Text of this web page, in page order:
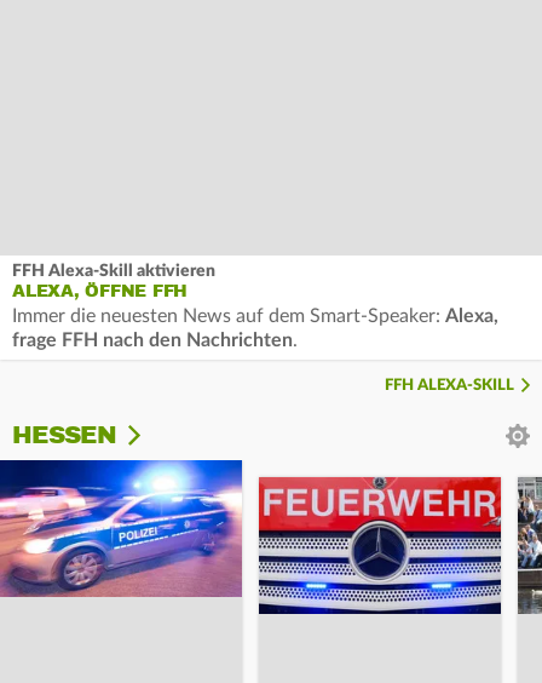
FFH Alexa-Skill aktivieren
ALEXA, ÖFFNE FFH
Immer die neuesten News auf dem Smart-Speaker: Alexa,
frage FFH nach den Nachrichten.
FFH ALEXA-SKILL
HESSEN